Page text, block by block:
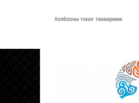
Холбооны тоног төхөөрөмж